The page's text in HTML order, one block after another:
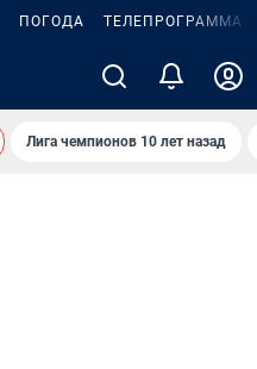
ПОГОДА ТЕЛЕПРОГРАММА
Лига чемпионов 10 лет назад